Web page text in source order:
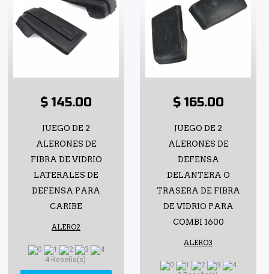
$ 145.00
JUEGO DE 2
ALERONES DE
FIBRA DE VIDRIO
LATERALES DE
DEFENSA PARA
CARIBE
ALERO2
4 Reseña(s)
$ 165.00
JUEGO DE 2
ALERONES DE
DEFENSA
DELANTERA O
TRASERA DE FIBRA
DE VIDRIO PARA
COMBI 1600
ALERO3